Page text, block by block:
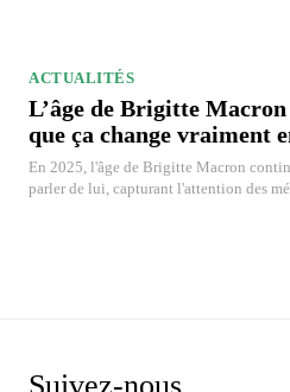
ACTUALITÉS
L’âge de Brigitte Macron
que ça change vraiment
En 2025, l'âge de Brigitte Macron
parler de lui, capturant l'attention des
Suivez-nous